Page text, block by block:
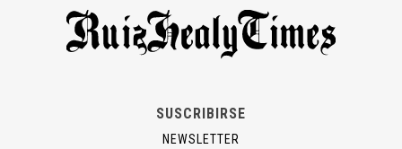
SUSCRIBIRSE
NEWSLETTER